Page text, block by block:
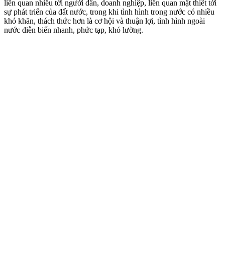
liên quan nhiều tới người dân, doanh nghiệp, liên quan mật thiết tới
sự phát triển của đất nước, trong khi tình hình trong nước có nhiều
khó khăn, thách thức hơn là cơ hội và thuận lợi, tình hình ngoài
nước diễn biến nhanh, phức tạp, khó lường.